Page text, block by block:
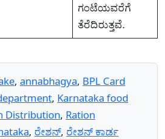
ಗಂಟೆಯವರೆಗೆ
ತೆರೆದಿರುತ್ತವೆ.
, annabhagya, BPL Card
, Karnataka food
Distribution, Ration
, ರ‍ೇಶನ್, ರ‍ೇಶನ್ ಕಾರ್ಡ